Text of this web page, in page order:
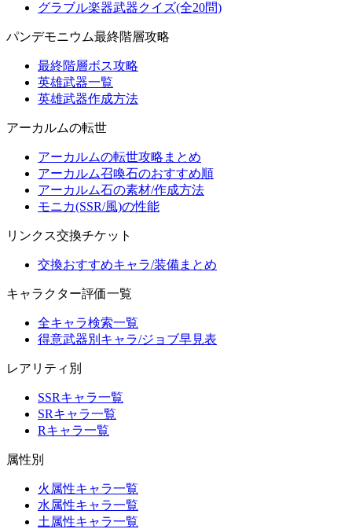
グラブル楽器武器クイズ(全20問)
パンデモニウム最終階層攻略
最終階層ボス攻略
英雄武器一覧
英雄武器作成方法
アーカルムの転世
アーカルムの転世攻略まとめ
アーカルム召喚石のおすすめ順
アーカルム石の素材/作成方法
モニカ(SSR/風)の性能
リンクス交換チケット
交換おすすめキャラ/装備まとめ
キャラクター評価一覧
全キャラ検索一覧
得意武器別キャラ/ジョブ早見表
レアリティ別
SSRキャラ一覧
SRキャラ一覧
Rキャラ一覧
属性別
火属性キャラ一覧
水属性キャラ一覧
土属性キャラ一覧